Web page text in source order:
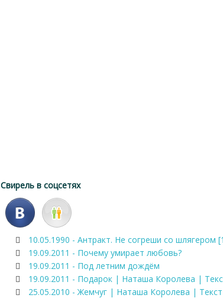
Свирель в соцсетях
10.05.1990 - Антракт. Не согреши со шлягером
19.09.2011 - Почему умирает любовь?
19.09.2011 - Под летним дождём
19.09.2011 - Подарок | Наташа Королева |
25.05.2010 - Жемчуг | Наташа Королева | Текст